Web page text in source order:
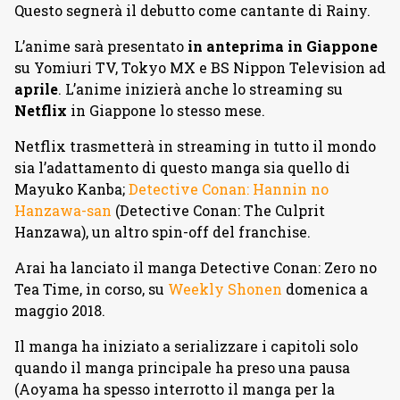
Questo segnerà il debutto come cantante di Rainy.
L’anime sarà presentato in anteprima in Giappone
su Yomiuri TV, Tokyo MX e BS Nippon Television ad
aprile. L’anime inizierà anche lo streaming su
Netflix in Giappone lo stesso mese.
Netflix trasmetterà in streaming in tutto il mondo
sia l’adattamento di questo manga sia quello di
Mayuko Kanba;Detective Conan: Hannin no
Hanzawa-san (Detective Conan: The Culprit
Hanzawa), un altro spin-off del franchise.
Arai ha lanciato il manga Detective Conan: Zero no
Tea Time, in corso, su Weekly Shonen domenica a
maggio 2018.
Il manga ha iniziato a serializzare i capitoli solo
quando il manga principale ha preso una pausa
(Aoyama ha spesso interrotto il manga per la